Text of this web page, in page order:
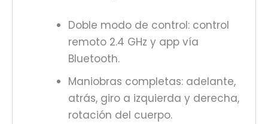
Doble modo de control: control
remoto 2.4 GHz y app vía
Bluetooth.
Maniobras completas: adelante,
atrás, giro a izquierda y derecha,
rotación del cuerpo.